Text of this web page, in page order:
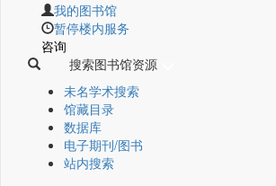
我的图书馆
暂停楼内服务
咨询
搜索图书馆资源
未名学术搜索
馆藏目录
数据库
电子期刊/图书
站内搜索